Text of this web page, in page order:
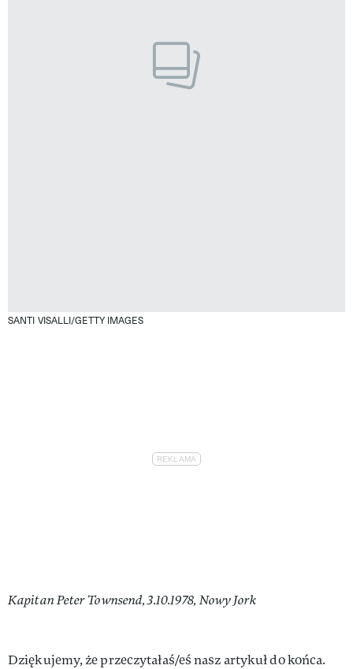
SANTI VISALLI/GETTY IMAGES
Kapitan Peter Townsend, 3.10.1978, Nowy Jork
Dziękujemy, że przeczytałaś/eś nasz artykuł do końca.